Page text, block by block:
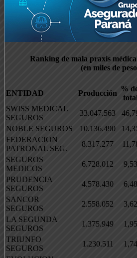
Ranking de mala praxis
(en miles de
ENTIDAD Producción
%
total
SWISS MEDICAL
SEGUROS
33.047.563
NOBLE SEGUROS
10.136.490
FEDERACION
PATRONAL SEG.
8.317.277
SEGUROS
MEDICOS
6.728.012 9,53
PRUDENCIA
SEGUROS
4.578.430 6,48
SANCOR
SEGUROS
2.558.052 3,62
LA SEGUNDA
SEGUROS
1.375.949 1,95
TRIUNFO
SEGUROS
1.230.511 1,74